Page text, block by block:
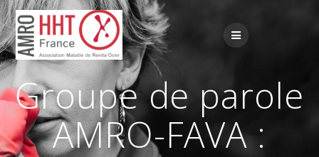
Passer
au
contenu
Groupe de parole
AMRO-FAVA :